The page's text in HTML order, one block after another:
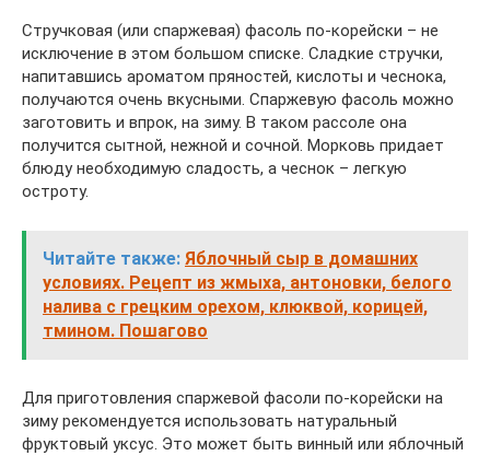
Стручковая (или спаржевая) фасоль по-корейски – не
исключение в этом большом списке. Сладкие стручки,
напитавшись ароматом пряностей, кислоты и чеснока,
получаются очень вкусными. Спаржевую фасоль можно
заготовить и впрок, на зиму. В таком рассоле она
получится сытной, нежной и сочной. Морковь придает
блюду необходимую сладость, а чеснок – легкую
остроту.
Читайте также: Яблочный сыр в домашних
условиях. Рецепт из жмыха, антоновки, белого
налива с грецким орехом, клюквой, корицей,
тмином. Пошагово
Для приготовления спаржевой фасоли по-корейски на
зиму рекомендуется использовать натуральный
фруктовый уксус. Это может быть винный или яблочный